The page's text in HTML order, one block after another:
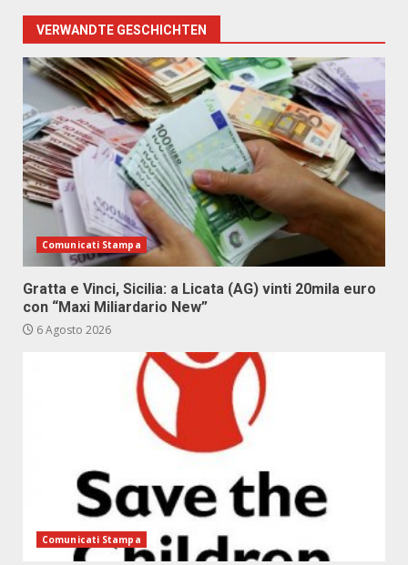
VERWANDTE GESCHICHTEN
Comunicati Stampa
Gratta e Vinci, Sicilia: a Licata (AG) vinti 20mila euro
con “Maxi Miliardario New”
6 Agosto 2026
Comunicati Stampa